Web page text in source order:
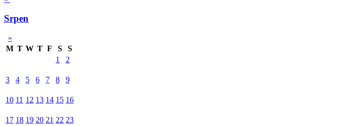
Srpen
»
M T W T F S
S
1
2
3 4 5 6 7 8 9
10 11 12 13 14 15 16
17 18 19 20 21 22 23